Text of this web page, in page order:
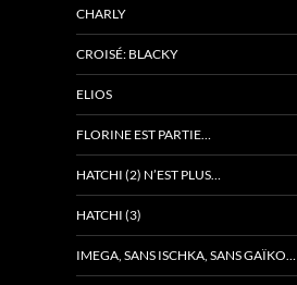
CHARLY
CROISÉ: BLACKY
ELIOS
FLORINE EST PARTIE…
HATCHI (2) N’EST PLUS…
HATCHI (3)
IMEGA, SANS ISCHKA, SANS GAÏKO…